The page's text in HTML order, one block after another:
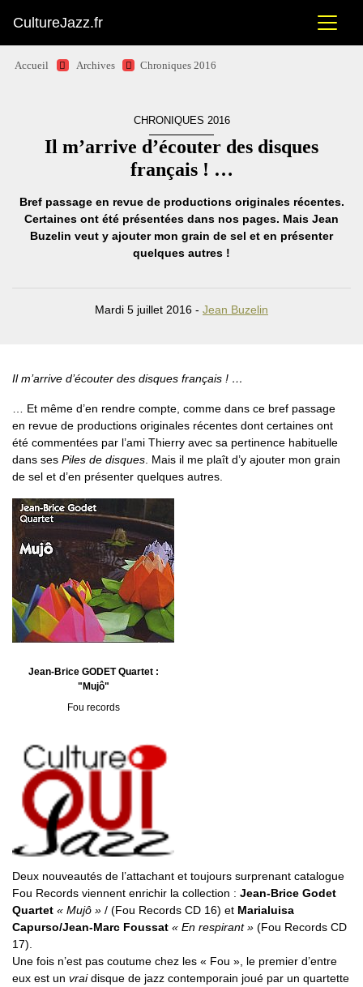
CultureJazz.fr
Accueil Archives Chroniques 2016
CHRONIQUES 2016
Il m’arrive d’écouter des disques
français ! …
Bref passage en revue de productions originales récentes.
Certaines ont été présentées dans nos pages. Mais Jean
Buzelin veut y ajouter mon grain de sel et en présenter
quelques autres !
Mardi 5 juillet 2016 - Jean Buzelin
Il m’arrive d’écouter des disques français ! …
… Et même d’en rendre compte, comme dans ce bref passage
en revue de productions originales récentes dont certaines ont
été commentées par l’ami Thierry avec sa pertinence habituelle
dans ses Piles de disques . Mais il me plaît d’y ajouter mon grain
de sel et d’en présenter quelques autres.
Jean-Brice GODET Quartet :
"Mujô"
Fou records
Deux nouveautés de l’attachant et toujours surprenant catalogue
Fou Records viennent enrichir la collection : Jean-Brice Godet
Quartet « Mujô » / (Fou Records CD 16) et Marialuisa
Capurso/Jean-Marc Foussat « En respirant » (Fou Records CD
17).
Une fois n’est pas coutume chez les « Fou », le premier d’entre
eux est un vraidisque de jazz contemporain joué par un quartette